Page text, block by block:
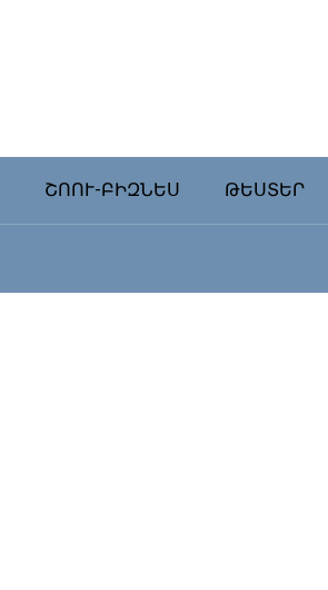
ՇՈՈՒ-ԲԻԶՆԵՍ ԹԵՍՏԵՐ